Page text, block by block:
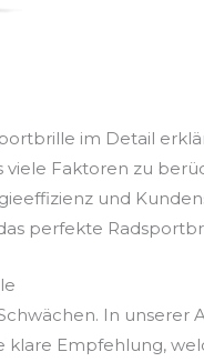
im Detail
viele Faktoren zu
und
perfekte
In
Empfehlung,